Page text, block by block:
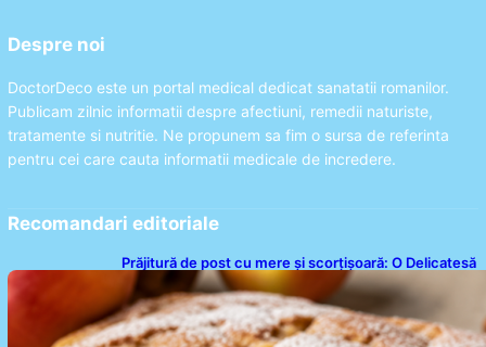
Despre noi
DoctorDeco este un portal medical dedicat sanatatii romanilor.
Publicam zilnic informatii despre afectiuni, remedii naturiste,
tratamente si nutritie. Ne propunem sa fim o sursa de referinta
pentru cei care cauta informatii medicale de incredere.
Recomandari editoriale
Prăjitură de post cu mere și scorțișoară: O Delicatesă
Dulce pentru Postul Adormirii Maicii Domnului